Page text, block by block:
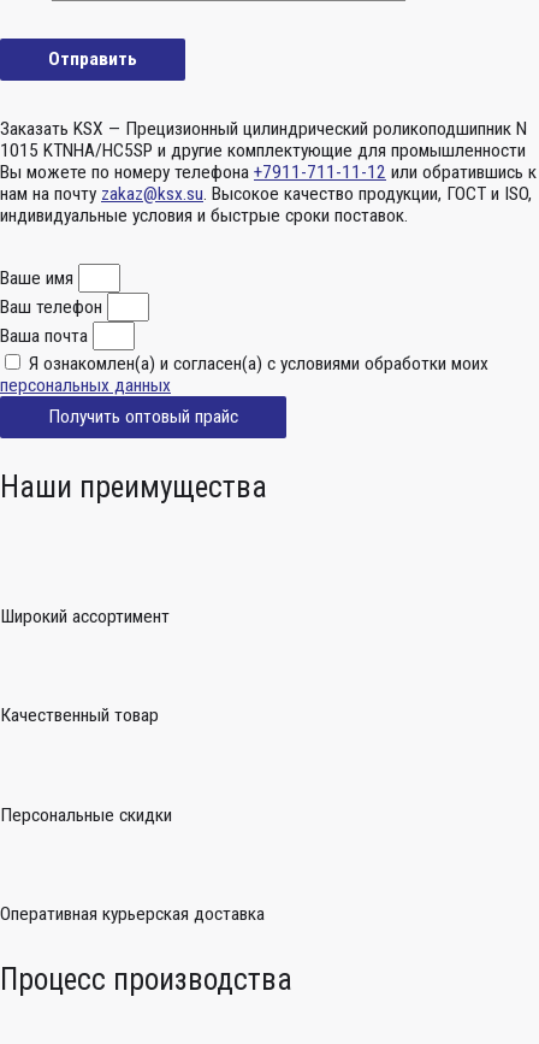
Заказать KSX — Прецизионный цилиндрический роликоподшипник N
1015 KTNHA/HC5SP и другие комплектующие для промышленности
Вы можете по номеру телефона +7911-711-11-12 или обратившись к
нам на почту zakaz@ksx.su. Высокое качество продукции, ГОСТ и ISO,
индивидуальные условия и быстрые сроки поставок.
Ваше имя
Ваш телефон
Ваша почта
Я ознакомлен(а) и согласен(а) с условиями обработки моих
персональных данных
Получить оптовый прайс
Наши преимущества
Широкий ассортимент
Качественный товар
Персональные скидки
Оперативная курьерская доставка
Процесс производства